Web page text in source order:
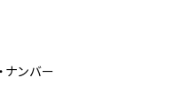
ナンバー